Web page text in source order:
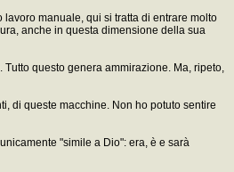
manuale, qui si tratta di entrare molto
anche in questa dimensione della sua
questo genera ammirazione. Ma, ripeto,
di queste macchine. Non ho potuto sentire
"simile a Dio": era, è e sarà